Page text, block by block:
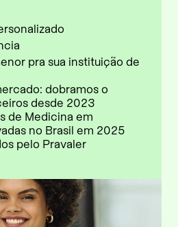
pra sua instituição de
dobramos o
desde 2023
de Medicina em
no Brasil em 2025
pelo Pravaler